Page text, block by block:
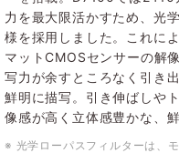
力を最大限活かすため、光
様を採用しました。これに
マットCMOSセンサーの解
写力が余すところなく引き
鮮明に描写。引き伸ばしや
像感が高く立体感豊かな、
※ 光学ローパスフィルターは、